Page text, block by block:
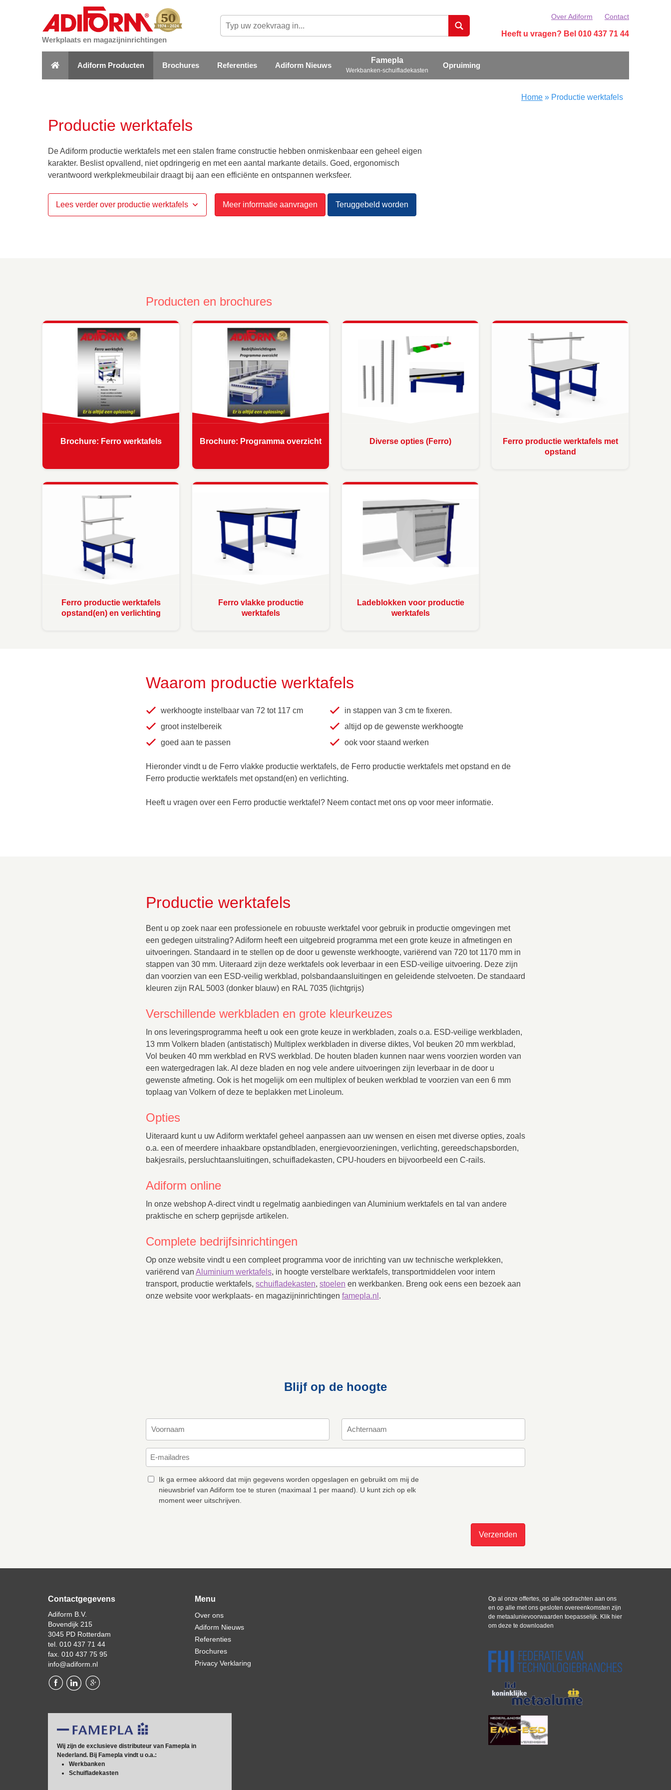
Werkplaats en magazijninrichtingen
Over Adiform Contact
Heeft u vragen? Bel 010 437 71 44
Adiform Producten Brochures Referenties Adiform Nieuws
Werkbanken-schuifladekasten
Opruiming
Home » Productie werktafels
Productie werktafels
De Adiform productie werktafels met een stalen frame constructie hebben onmiskenbaar een geheel eigen
karakter. Beslist opvallend, niet opdringerig en met een aantal markante details. Goed, ergonomisch
verantwoord werkplekmeubilair draagt bij aan een efficiënte en ontspannen werksfeer.
Lees verder over productie werktafels Meer informatie aanvragen Teruggebeld worden
Producten en brochures
Brochure: Ferro werktafels Brochure: Programma overzicht Diverse opties (Ferro)
Ferro productie werktafels met
opstand
Ferro productie werktafels
opstand(en) en verlichting
Ferro vlakke productie
werktafels
Ladeblokken voor productie
werktafels
Waarom productie werktafels
werkhoogte instelbaar van 72 tot 117 cm
in stappen van 3 cm te fixeren.
groot instelbereik
altijd op de gewenste werkhoogte
goed aan te passen
ook voor staand werken
Hieronder vindt u de Ferro vlakke productie werktafels, de Ferro productie werktafels met opstand en de
Ferro productie werktafels met opstand(en) en verlichting.
Heeft u vragen over een Ferro productie werktafel? Neem contact met ons op voor meer informatie.
Productie werktafels
Bent u op zoek naar een professionele en robuuste werktafel voor gebruik in productie omgevingen met
een gedegen uitstraling? Adiform heeft een uitgebreid programma met een grote keuze in afmetingen en
uitvoeringen. Standaard in te stellen op de door u gewenste werkhoogte, variërend van 720 tot 1170 mm in
stappen van 30 mm. Uiteraard zijn deze werktafels ook leverbaar in een ESD-veilige uitvoering. Deze zijn
dan voorzien van een ESD-veilig werkblad, polsbandaansluitingen en geleidende stelvoeten. De standaard
kleuren zijn RAL 5003 (donker blauw) en RAL 7035 (lichtgrijs)
Verschillende werkbladen en grote kleurkeuzes
In ons leveringsprogramma heeft u ook een grote keuze in werkbladen, zoals o.a. ESD-veilige werkbladen,
13 mm Volkern bladen (antistatisch) Multiplex werkbladen in diverse diktes, Vol beuken 20 mm werkblad,
Vol beuken 40 mm werkblad en RVS werkblad. De houten bladen kunnen naar wens voorzien worden van
een watergedragen lak. Al deze bladen en nog vele andere uitvoeringen zijn leverbaar in de door u
gewenste afmeting. Ook is het mogelijk om een multiplex of beuken werkblad te voorzien van een 6 mm
toplaag van Volkern of deze te beplakken met Linoleum.
Opties
Uiteraard kunt u uw Adiform werktafel geheel aanpassen aan uw wensen en eisen met diverse opties, zoals
o.a. een of meerdere inhaakbare opstandbladen, energievoorzieningen, verlichting, gereedschapsborden,
bakjesrails, persluchtaansluitingen, schuifladekasten, CPU-houders en bijvoorbeeld een C-rails.
Adiform online
In onze webshop A-direct vindt u regelmatig aanbiedingen van Aluminium werktafels en tal van andere
praktische en scherp geprijsde artikelen.
Complete bedrijfsinrichtingen
Op onze website vindt u een compleet programma voor de inrichting van uw technische werkplekken,
variërend van Aluminium werktafels, in hoogte verstelbare werktafels, transportmiddelen voor intern
transport, productie werktafels, schuifladekasten, stoelen en werkbanken. Breng ook eens een bezoek aan
onze website voor werkplaats- en magazijninrichtingen famepla.nl .
Blijf op de hoogte
Ik ga ermee akkoord dat mijn gegevens worden opgeslagen en gebruikt om mij de
nieuwsbrief van Adiform toe te sturen (maximaal 1 per maand). U kunt zich op elk
moment weer uitschrijven.
Contactgegevens
Adiform B.V.
Bovendijk 215
3045 PD Rotterdam
tel. 010 437 71 44
fax. 010 437 75 95
info@adiform.nl
Menu
Over ons
Adiform Nieuws
Referenties
Brochures
Privacy Verklaring
Op al onze offertes, op alle opdrachten aan ons
en op alle met ons gesloten overeenkomsten zijn
de metaalunievoorwaarden toepasselijk. Klik hier
om deze te downloaden
Wij zijn de exclusieve distributeur van Famepla in
Nederland. Bij Famepla vindt u o.a.:
Werkbanken
Schuifladekasten